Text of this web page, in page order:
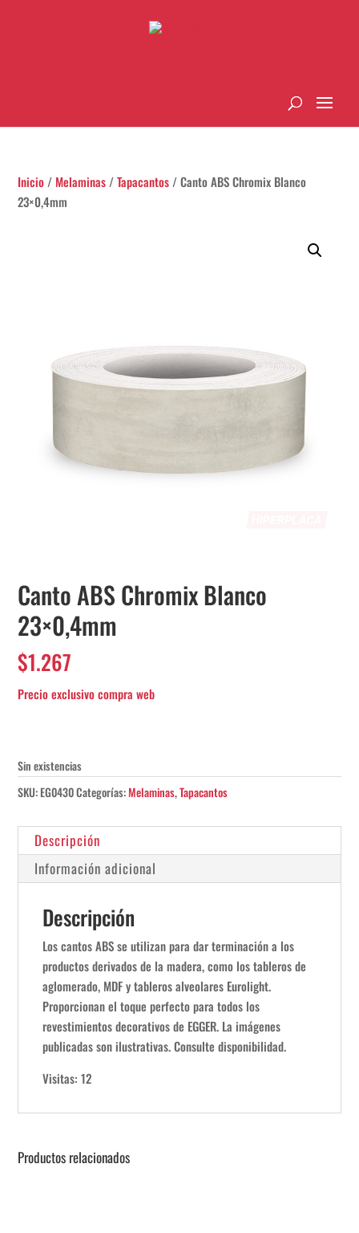
Inicio / Melaminas /Tapacantos / Canto ABS Chromix Blanco
23×0,4mm
Canto ABS Chromix Blanco
23×0,4mm
$1.267
Sin existencias
SKU:EG0430Categorías:Melaminas,Tapacantos
Descripción
Información adicional
Descripción
Los cantos ABS se utilizan para dar terminación a los
productos derivados de la madera, como los tableros de
aglomerado, MDF y tableros alveolares Eurolight.
Proporcionan el toque perfecto para todos los
revestimientos decorativos de EGGER. La imágenes
publicadas son ilustrativas. Consulte disponibilidad.
Visitas: 12
Productos relacionados